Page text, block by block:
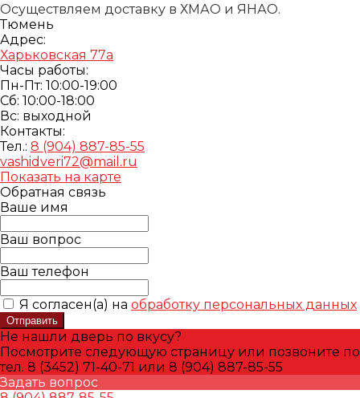
Осуществляем доставку в ХМАО и ЯНАО.
Тюмень
Адрес:
Харьковская 77а
Часы работы:
Пн-Пт: 10:00-19:00
Cб: 10:00-18:00
Вс: выходной
Контакты:
Тел.: 8 (904) 887-85-55
vashidveri72@mail.ru
Показать на карте
Обратная связь
Ваше имя
Ваш вопрос
Ваш телефон
Я согласен(а) на обработку персональных данных
Отправить
Не нашли дверь по вкусу?
Посмотрите следующую страницу или позвоните по
тел. 8 (3452) 71-40-71 или 8 (904) 887-85-55
Задать вопрос